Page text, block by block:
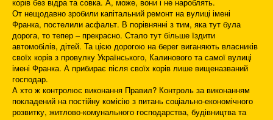
От нещодавно зробили капітальний ремонт на вулиці імені
Франка, постелили асфальт. В порівнянні з тим, яка тут була
дорога, то тепер – прекрасно. Стало тут більше їздити
автомобілів, дітей. Та цією дорогою на берег виганяють власників
своїх корів з провулку Українського, Калинового та самої вулиці
імені Франка. А прибирає після своїх корів лише вищеназваний
господар.
А хто ж контролює виконання Правил? Контроль за виконанням
покладений на постійну комісію з питань соціально-економічного
розвитку, житлово-комунального господарства, будівництва та